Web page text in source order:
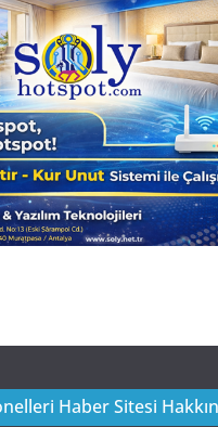
Haber Sitesi